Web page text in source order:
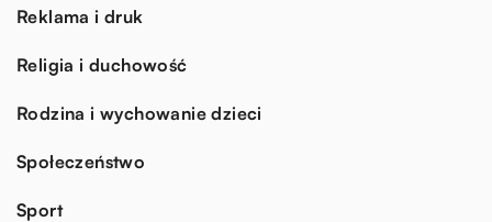
Reklama i druk
Religia i duchowość
Rodzina i wychowanie dzieci
Społeczeństwo
Sport